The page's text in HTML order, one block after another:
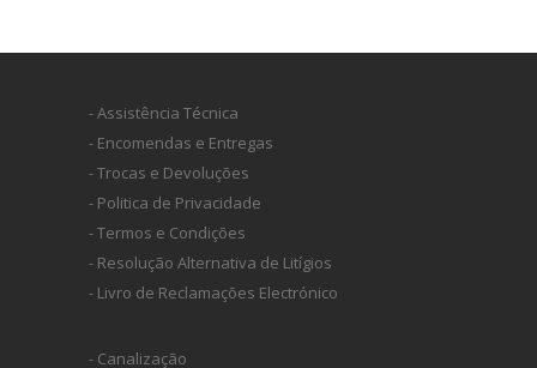
- Assistência Técnica
- Encomendas e Entregas
- Trocas e Devoluções
- Politica de Privacidade
- Termos e Condições
- Resolução Alternativa de Litígios
- Livro de Reclamações Electrónico
- Canalização